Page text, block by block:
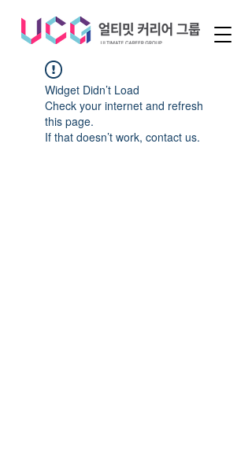
Widget Didn’t Load
Check your internet and refresh
this page.
If that doesn’t work, contact us.